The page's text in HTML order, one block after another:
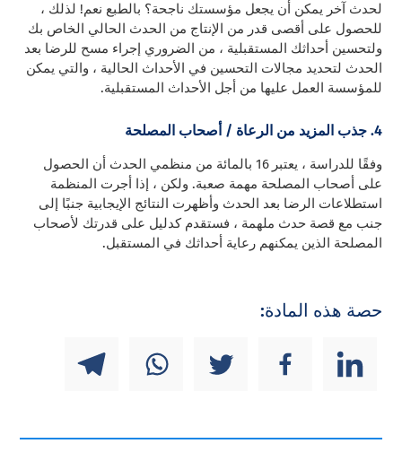
لحدث آخر يمكن أن يجعل مؤسستك ناجحة؟ بالطبع نعم! لذلك ،
للحصول على أقصى قدر من الإنتاج من الحدث الحالي الخاص بك
ولتحسين أحداثك المستقبلية ، من الضروري إجراء مسح للرضا بعد
الحدث لتحديد مجالات التحسين في الأحداث الحالية ، والتي يمكن
للمؤسسة العمل عليها من أجل الأحداث المستقبلية.
4. جذب المزيد من الرعاة / أصحاب المصلحة
وفقًا للدراسة ، يعتبر 16 بالمائة من منظمي الحدث أن الحصول
على أصحاب المصلحة مهمة صعبة. ولكن ، إذا أجرت المنظمة
استطلاعات الرضا بعد الحدث وأظهرت النتائج الإيجابية جنبًا إلى
جنب مع قصة حدث ملهمة ، فستقدم كدليل على قدرتك لأصحاب
المصلحة الذين يمكنهم رعاية أحداثك في المستقبل.
حصة هذه المادة: